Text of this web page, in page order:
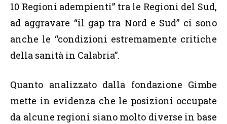
10 Regioni adempienti” tra le Regioni del Sud,
ad aggravare “il gap tra Nord e Sud” ci sono
anche le “condizioni estremamente critiche
della sanità in Calabria”.
Quanto analizzato dalla fondazione Gimbe
mette in evidenza che le posizioni occupate
da alcune regioni siano molto diverse in base